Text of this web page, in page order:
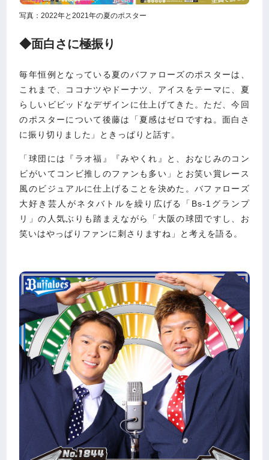
写真：2022年と2021年の夏のポスター
◆面白さに極振り
毎年恒例となっている夏のバファローズのポスターは、
これまで、ココナツやドーナツ、アイスをテーマに、夏
らしいビビッドなデザインに仕上げてきた。ただ、今回
のポスターについて後藤は「夏感はゼロですね。面白さ
に振り切りました」ときっぱりと話す。
「球団には『ラオ福』『みやくれ』と、おなじみのコン
ビがいてコンビ推しのファンも多い」とお笑い賞レース
風のビジュアルに仕上げることを決めた。バファローズ
大好き芸人がネタバトルを繰り広げる「Bs-1グランプ
リ」の人気ぶりも踏まえながら「大阪の球団ですし、お
笑いはやっぱりファンに刺さりますね」と考えを語る。